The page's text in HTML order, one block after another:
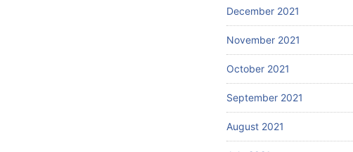
December 2021
November 2021
October 2021
September 2021
August 2021